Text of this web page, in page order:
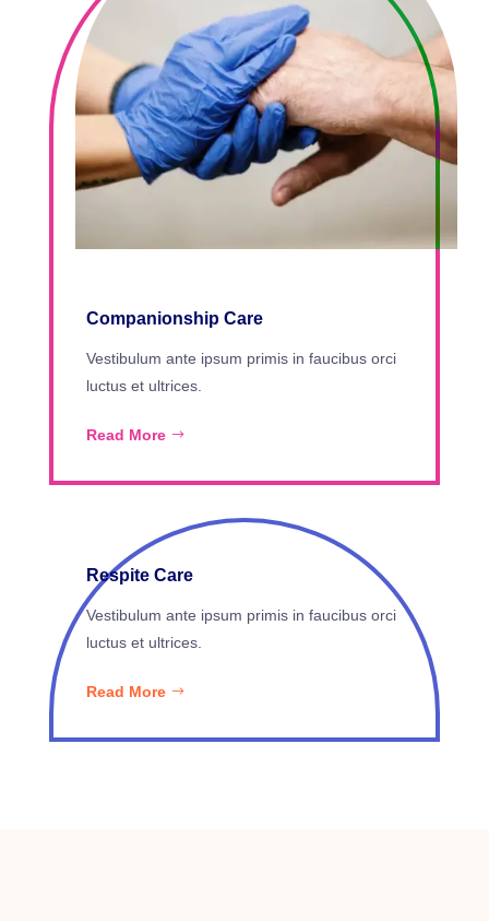
Companionship Care
Vestibulum ante ipsum primis in faucibus orci
luctus et ultrices.
Read More
Respite Care
Vestibulum ante ipsum primis in faucibus orci
luctus et ultrices.
Read More